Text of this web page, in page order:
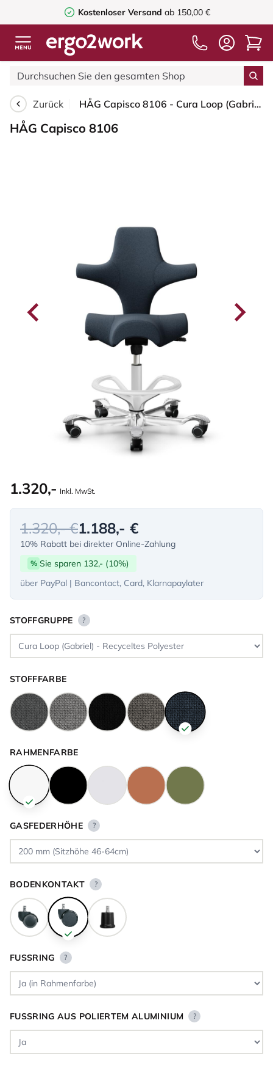
Kostenloser Versand ab 150,00 €
Zurück HÅG Capisco 8106 - Cura Loop (Gabriel) - Recyceltes Polyester - CLP66165 Blue - Weiß - 200 mm (Sitzhöhe 46-64cm) - Harte Rollen für weiche Böden
HÅG Capisco 8106
1.320,- Inkl. MwSt.
1.320,- €1.188,- €
10% Rabatt bei direkter Online-Zahlung
% Sie sparen 132,- (10%)
über PayPal | Bancontact, Card, Klarnapaylater
STOFFGRUPPE ?
STOFFFARBE
RAHMENFARBE
GASFEDERHÖHE ?
BODENKONTAKT ?
FUSSRING ?
FUSSRING AUS POLIERTEM ALUMINIUM ?